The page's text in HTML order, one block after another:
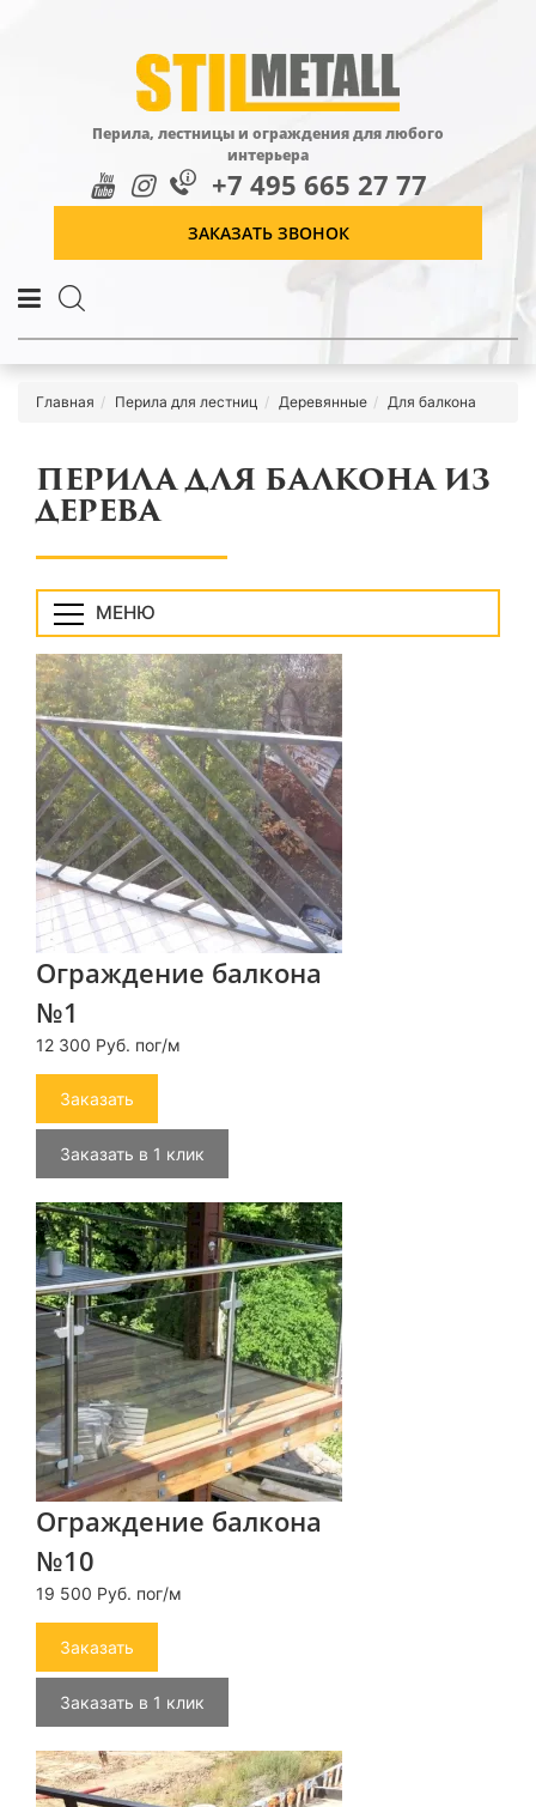
Перила, лестницы и ограждения для любого
интерьера
+7 495 665 27 77
ЗАКАЗАТЬ ЗВОНОК
Главная Перила для лестниц Деревянные Для балкона
ПЕРИЛА ДЛЯ БАЛКОНА ИЗ
ДЕРЕВА
МЕНЮ
Ограждение балкона
№1
12 300 Руб. пог/м
Заказать
Заказать в 1 клик
Ограждение балкона
№10
19 500 Руб. пог/м
Заказать
Заказать в 1 клик